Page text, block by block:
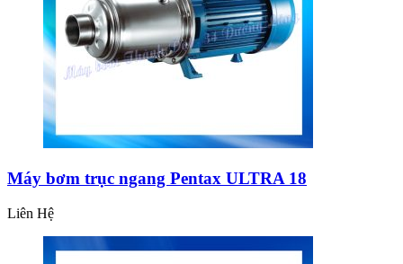
Máy bơm trục ngang Pentax ULTRA 18
Liên Hệ